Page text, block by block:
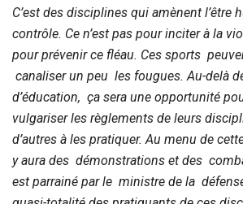
C’est des disciplines qui amènent l’être
contrôle. Ce n’est pas pour inciter à la
pour prévenir ce fléau. Ces sports
canaliser un peu les fougues. Au-delà
d’éducation, ça sera une opportunité
vulgariser les règlements de leurs
d’autres à les pratiquer. Au menu de
y aura des démonstrations et des
est parrainé par le ministre de la